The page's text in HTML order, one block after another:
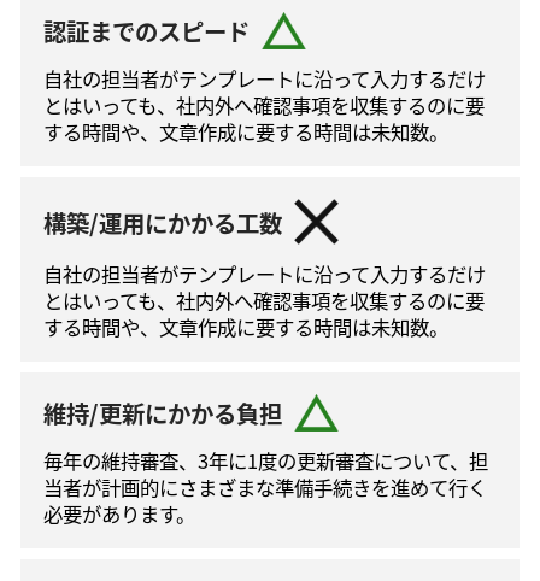
認証までのスピード
自社の担当者がテンプレートに沿って⼊⼒するだけ
とはいっても、社内外へ確認事項を収集するのに要
する時間や、文章作成に要する時間は未知数。
構築/運用にかかる工数
自社の担当者がテンプレートに沿って⼊⼒するだけ
とはいっても、社内外へ確認事項を収集するのに要
する時間や、文章作成に要する時間は未知数。
維持/更新にかかる負担
毎年の維持審査、3年に1度の更新審査について、担
当者が計画的にさまざまな準備手続きを進めて⾏く
必要があります。